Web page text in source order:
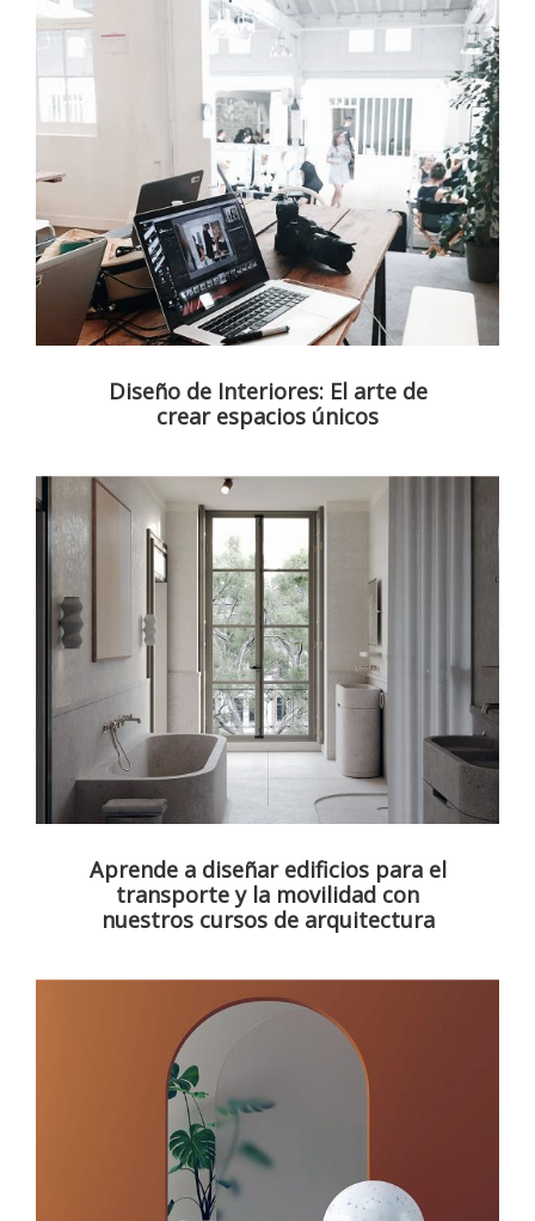
Diseño de Interiores: El arte de
crear espacios únicos
Aprende a diseñar edificios para el
transporte y la movilidad con
nuestros cursos de arquitectura